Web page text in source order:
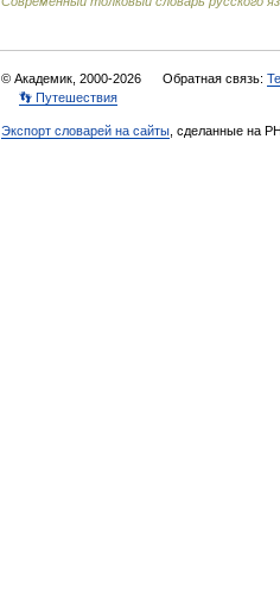
© Академик, 2000-2026 Обратная связь:
👣 Путешествия
Экспорт словарей на сайты , сделанные на